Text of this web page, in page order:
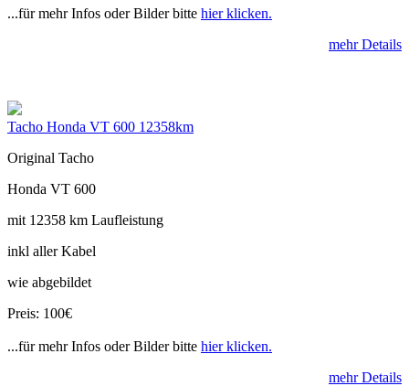
...für mehr Infos oder Bilder bitte hier klicken.
mehr Details
Tacho Honda VT 600 12358km
Original Tacho
Honda VT 600
mit 12358 km Laufleistung
inkl aller Kabel
wie abgebildet
Preis: 100€
...für mehr Infos oder Bilder bitte hier klicken.
mehr Details